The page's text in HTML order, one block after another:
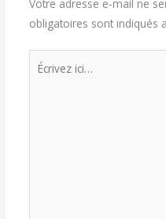
Votre adresse e-mail ne
obligatoires sont indiqués
Écrivez